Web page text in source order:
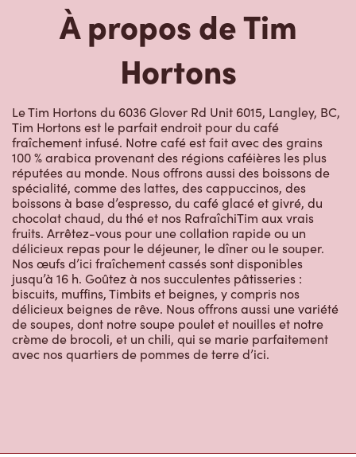
À propos de Tim
Hortons
Le Tim Hortons du 6036 Glover Rd Unit 6015, Langley, BC,
Tim Hortons est le parfait endroit pour du café
fraîchement infusé. Notre café est fait avec des grains
100 % arabica provenant des régions caféières les plus
réputées au monde. Nous offrons aussi des boissons de
spécialité, comme des lattes, des cappuccinos, des
boissons à base d’espresso, du café glacé et givré, du
chocolat chaud, du thé et nos RafraîchiTim aux vrais
fruits. Arrêtez-vous pour une collation rapide ou un
délicieux repas pour le déjeuner, le dîner ou le souper.
Nos œufs d’ici fraîchement cassés sont disponibles
jusqu’à 16 h. Goûtez à nos succulentes pâtisseries :
biscuits, muffins, Timbits et beignes, y compris nos
délicieux beignes de rêve. Nous offrons aussi une variété
de soupes, dont notre soupe poulet et nouilles et notre
crème de brocoli, et un chili, qui se marie parfaitement
avec nos quartiers de pommes de terre d’ici.